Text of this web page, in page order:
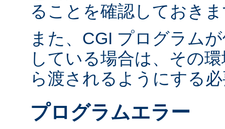
ることを確認しておき
また、CGI プログラム
している場合は、その
ら渡されるようにする
プログラムエラー